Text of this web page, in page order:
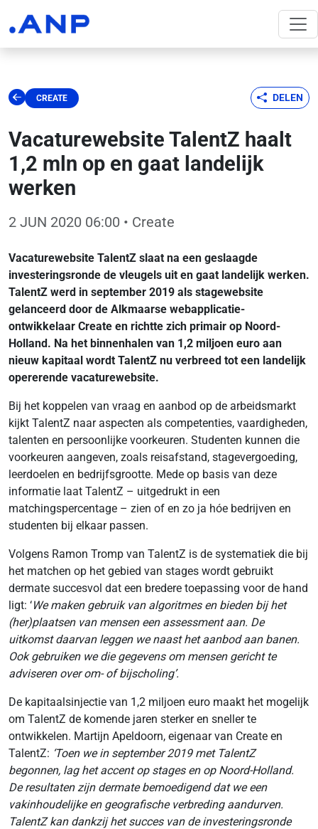
CREATE DELEN
Vacaturewebsite TalentZ haalt
1,2 mln op en gaat landelijk
werken
2 JUN 2020 06:00 • Create
Vacaturewebsite TalentZ slaat na een geslaagde
investeringsronde de vleugels uit en gaat landelijk werken.
TalentZ werd in september 2019 als stagewebsite
gelanceerd door de Alkmaarse webapplicatie-
ontwikkelaar Create en richtte zich primair op Noord-
Holland. Na het binnenhalen van 1,2 miljoen euro aan
nieuw kapitaal wordt TalentZ nu verbreed tot een landelijk
opererende vacaturewebsite.
Bij het koppelen van vraag en aanbod op de arbeidsmarkt
kijkt TalentZ naar aspecten als competenties, vaardigheden,
talenten en persoonlijke voorkeuren. Studenten kunnen die
voorkeuren aangeven, zoals reisafstand, stagevergoeding,
leerdoelen en bedrijfsgrootte. Mede op basis van deze
informatie laat TalentZ – uitgedrukt in een
matchingspercentage – zien of en zo ja hóe bedrijven en
studenten bij elkaar passen.
Volgens Ramon Tromp van TalentZ is de systematiek die bij
het matchen op het gebied van stages wordt gebruikt
dermate succesvol dat een bredere toepassing voor de hand
ligt: ‘We maken gebruik van algoritmes en bieden bij het
(her)plaatsen van mensen een assessment aan. De
uitkomst daarvan leggen we naast het aanbod aan banen.
Ook gebruiken we die gegevens om mensen gericht te
adviseren over om- of bijscholing’.
De kapitaalsinjectie van 1,2 miljoen euro maakt het mogelijk
om TalentZ de komende jaren sterker en sneller te
ontwikkelen. Martijn Apeldoorn, eigenaar van Create en
TalentZ: ‘Toen we in september 2019 met TalentZ
begonnen, lag het accent op stages en op Noord-Holland.
De resultaten zijn dermate bemoedigend dat we een
vakinhoudelijke en geografische verbreding aandurven.
TalentZ kan dankzij het succes van de investeringsronde